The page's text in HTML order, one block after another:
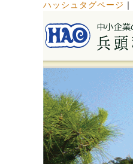
ハッシュタグページ